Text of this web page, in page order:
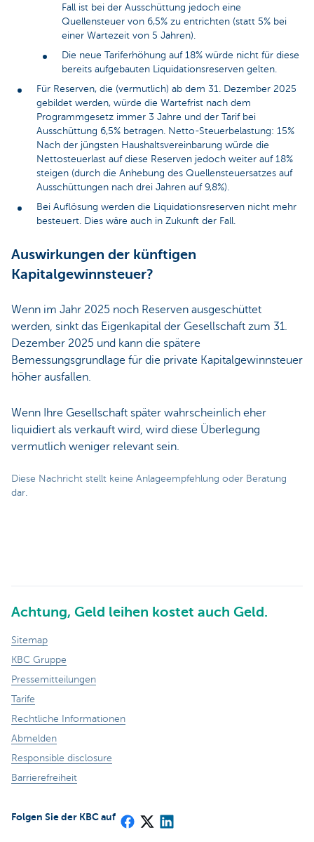
Fall ist bei der Ausschüttung jedoch eine
Quellensteuer von 6,5% zu entrichten (statt 5% bei
einer Wartezeit von 5 Jahren).
Die neue Tariferhöhung auf 18% würde nicht für diese
bereits aufgebauten Liquidationsreserven gelten.
Für Reserven, die (vermutlich) ab dem 31. Dezember 2025
gebildet werden, würde die Wartefrist nach dem
Programmgesetz immer 3 Jahre und der Tarif bei
Ausschüttung 6,5% betragen. Netto-Steuerbelastung: 15%
Nach der jüngsten Haushaltsvereinbarung würde die
Nettosteuerlast auf diese Reserven jedoch weiter auf 18%
steigen (durch die Anhebung des Quellensteuersatzes auf
Ausschüttungen nach drei Jahren auf 9,8%).
Bei Auflösung werden die Liquidationsreserven nicht mehr
besteuert. Dies wäre auch in Zukunft der Fall.
Auswirkungen der künftigen
Kapitalgewinnsteuer?
Wenn im Jahr 2025 noch Reserven ausgeschüttet
werden, sinkt das Eigenkapital der Gesellschaft zum 31.
Dezember 2025 und kann die spätere
Bemessungsgrundlage für die private Kapitalgewinnsteuer
höher ausfallen.
Wenn Ihre Gesellschaft später wahrscheinlich eher
liquidiert als verkauft wird, wird diese Überlegung
vermutlich weniger relevant sein.
Diese Nachricht stellt keine Anlageempfehlung oder Beratung
dar.
Achtung, Geld leihen kostet auch Geld.
Sitemap
KBC Gruppe
Pressemitteilungen
Tarife
Rechtliche Informationen
Abmelden
Responsible disclosure
Barrierefreiheit
Folgen Sie der KBC auf